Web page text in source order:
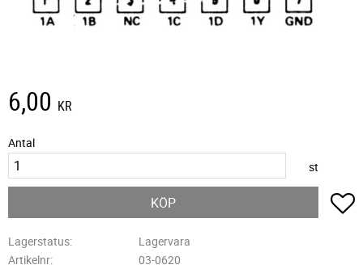
6,00 KR
Antal
st
KÖP
Lagerstatus
Lagervara
Artikelnr
03-0620